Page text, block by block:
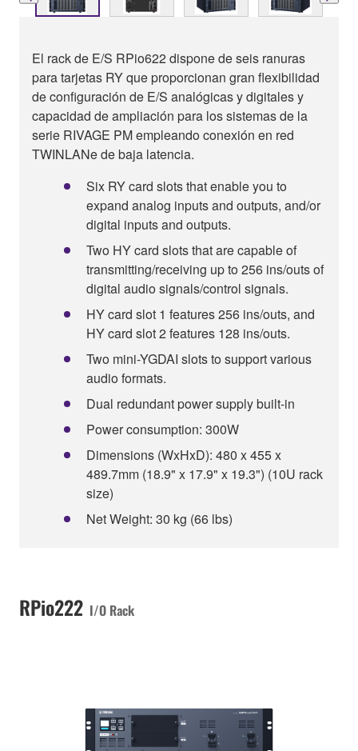
El rack de E/S RPio622 dispone de seis ranuras
para tarjetas RY que proporcionan gran flexibilidad
de configuración de E/S analógicas y digitales y
capacidad de ampliación para los sistemas de la
serie RIVAGE PM empleando conexión en red
TWINLANe de baja latencia.
Six RY card slots that enable you to
expand analog inputs and outputs, and/or
digital inputs and outputs.
Two HY card slots that are capable of
transmitting/receiving up to 256 ins/outs of
digital audio signals/control signals.
HY card slot 1 features 256 ins/outs, and
HY card slot 2 features 128 ins/outs.
Two mini-YGDAI slots to support various
audio formats.
Dual redundant power supply built-in
Power consumption: 300W
Dimensions (WxHxD): 480 x 455 x
489.7mm (18.9" x 17.9" x 19.3") (10U rack
size)
Net Weight: 30 kg (66 lbs)
RPio222 I/O Rack